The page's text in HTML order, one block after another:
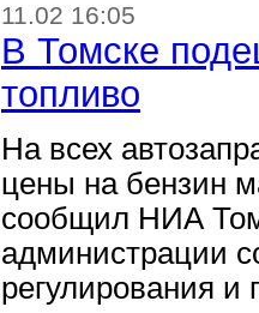
11.02 16:05
В Томске
топливо
На всех
цены на бензин
сообщил НИА
администрации
регулирования и